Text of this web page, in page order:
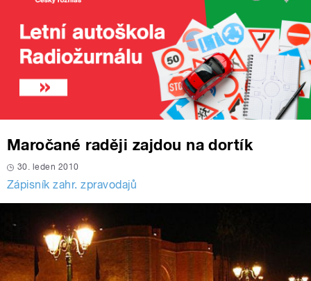
Maročané raději zajdou na dortík
30. leden 2010
Zápisník zahr. zpravodajů